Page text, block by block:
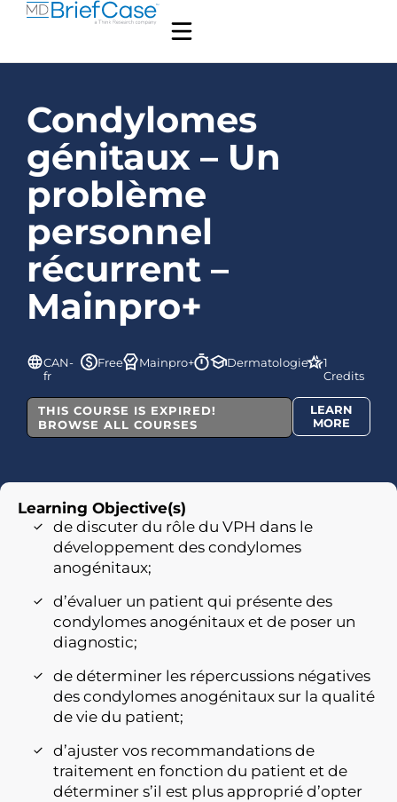
Condylomes
génitaux – Un
problème
personnel
récurrent –
Mainpro+
CAN-
fr
Free Mainpro+ Dermatologie
1
Credits
THIS COURSE IS EXPIRED!
BROWSE ALL COURSES
LEARN
MORE
Learning Objective(s)
de discuter du rôle du VPH dans le
développement des condylomes
anogénitaux;
d’évaluer un patient qui présente des
condylomes anogénitaux et de poser un
diagnostic;
de déterminer les répercussions négatives
des condylomes anogénitaux sur la qualité
de vie du patient;
d’ajuster vos recommandations de
traitement en fonction du patient et de
déterminer s’il est plus approprié d’opter